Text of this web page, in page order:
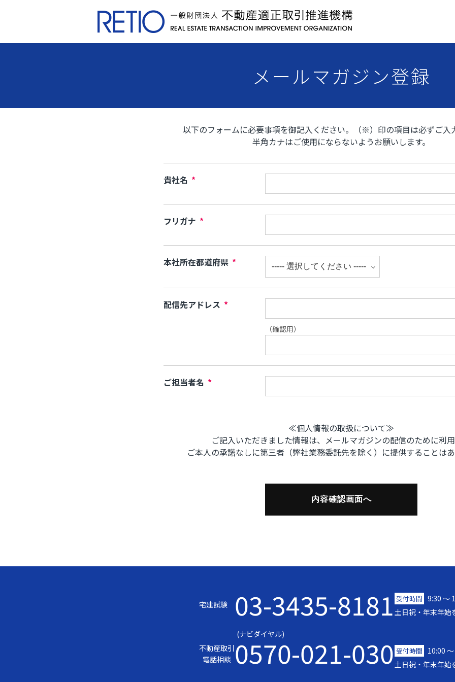
メールマガジン登録
以下のフォームに必要事項を御記入ください。（※）印の項目は必ずご入
半角カナはご使用にならないようお願いします。
貴社名 *
フリガナ *
本社所在都道府県 *
配信先アドレス *
（確認用）
ご担当者名 *
≪個人情報の取扱について≫
ご記入いただきました情報は、メールマガジンの配信のために利用
ご本人の承諾なしに第三者（弊社業務委託先を除く）に提供することはあ
宅建試験 03-3435-8181 受付時間 9:30 〜
土日祝・年末年始
不動産取引
電話相談
(ナビダイヤル)
0570-021-030 受付時間
10:00
土日祝・年末年始